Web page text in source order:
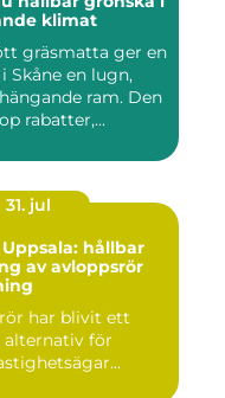
klimat
gräsmatta ger en
Skåne en lugn,
ram. Den
rabatter,...
31. jul
hållbar
av avloppsrör
har blivit ett
alternativ för